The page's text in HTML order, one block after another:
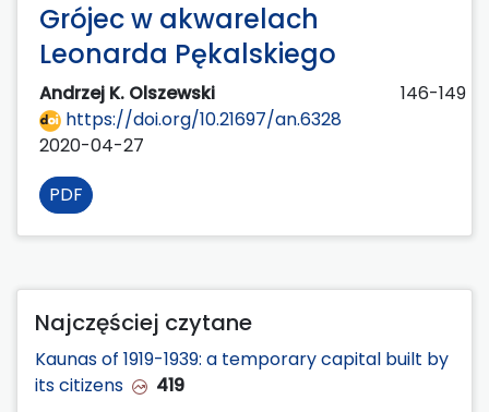
Grójec w akwarelach
Leonarda Pękalskiego
Andrzej K. Olszewski
146-149
https://doi.org/10.21697/an.6328
2020-04-27
PDF
Najczęściej czytane
Kaunas of 1919-1939: a temporary capital built by
its citizens
419